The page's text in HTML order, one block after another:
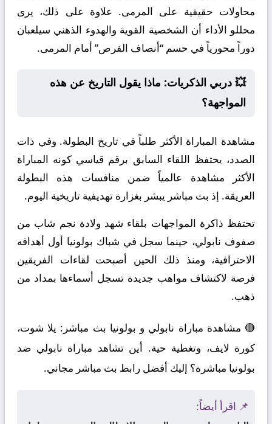
محاولات حقيقية على المرمى. علاوة على ذلك، يرى
محللو الأداء أن الشخصية القوية والهدوء الذهني سيلعبان
دوراً محورياً في حسم “أنصاف الفرص” أمام المرمى.
💥 دربي الذكريات: ماذا يقول التاريخ عن هذه
المواجهة؟
مشاهدة المباراة الأكثر طلباً في تاريخ البطولة. وفي ذات
الصدد، يحتفظ اللقاء السابق برقم قياسي كونه المباراة
الأكثر مشاهدة عالمياً ضمن منافسات هذه البطولة
العريقة. إذ بث مباشر يبشر بغزارة تهديفية تاريخية اليوم.
تحتفظ ذاكرة المواجهات بلقاء شهد ولادة نجم شاب من
صفوف نابولي، حينما سجل في شباك بولونيا أول أهدافه
الاحترافية، ومنذ ذلك الحين أصبحت لقاءات الفريقين
فرصة لاكتشاف مواهب جديدة تسجل أسماءها بمداد من
ذهب.
🔴 مشاهدة مباراة نابولي و بولونيا بث مباشر: يلا شوت،
كورة لايف، وتغطية حية. أين تشاهد مباراة نابولي ضد
بولونيا مباشرة؟ إليك أفضل رابط بث مباشر مجاني.
📌 اقرأ أيضاً: